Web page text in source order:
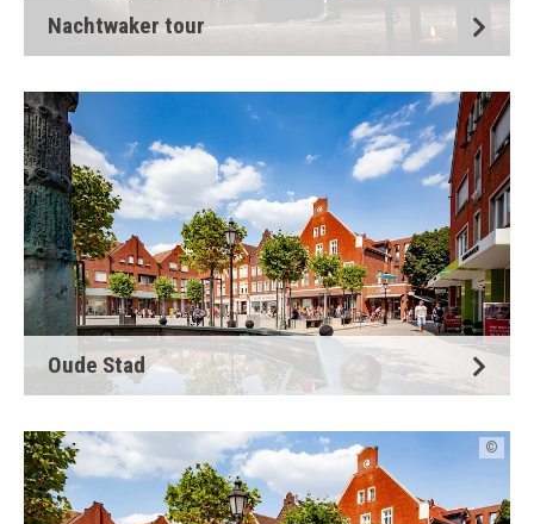
Nachtwaker tour
Oude Stad
©